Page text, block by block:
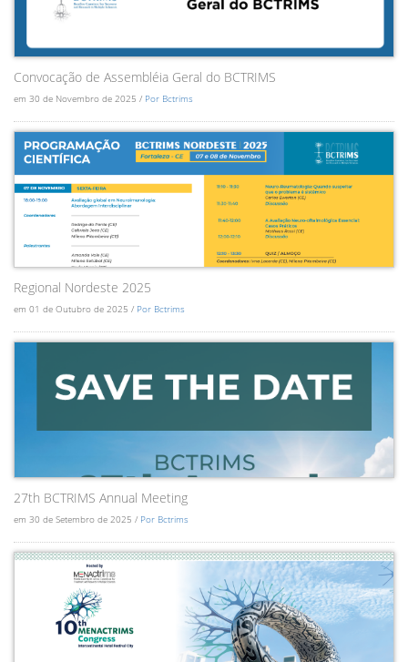
Convocação de Assembléia Geral do BCTRIMS
em 30 de Novembro de 2025 / Por Bctrims
Regional Nordeste 2025
em 01 de Outubro de 2025 / Por Bctrims
27th BCTRIMS Annual Meeting
em 30 de Setembro de 2025 / Por Bctrims